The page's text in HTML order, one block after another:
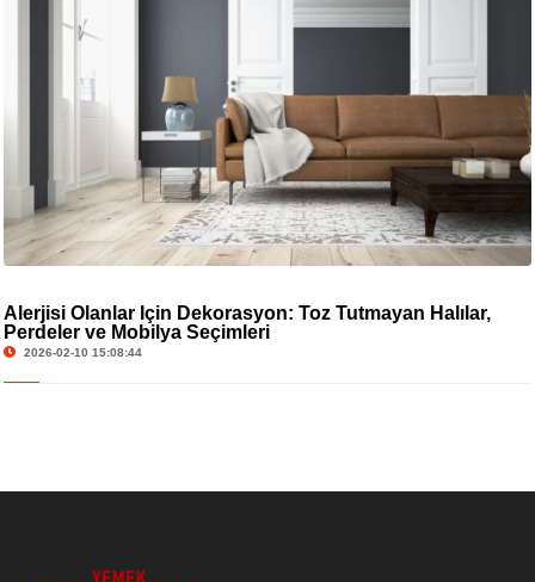
Alerjisi Olanlar İçin Dekorasyon: Toz Tutmayan Halılar,
Perdeler ve Mobilya Seçimleri
2026-02-10 15:08:44